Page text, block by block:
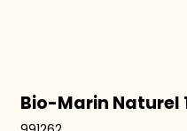
Bio-Marin Naturel